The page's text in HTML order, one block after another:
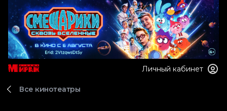
Личный кабинет
Все кинотеатры